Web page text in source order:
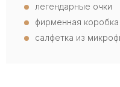
легендарные очки
фирменная коробка
салфетка из